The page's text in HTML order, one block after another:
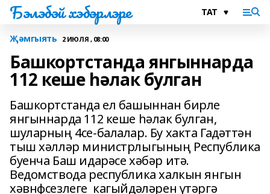
Бэлэбэй хэбэрлэре
Җәмгыять 2 ИЮЛЯ , 08:00
Башкортстанда янгыннарда
112 кеше һәлак булган
Башкортстанда ел башыннан бирле
янгыннарда 112 кеше һәлак булган,
шуларның 4се-балалар. Бу хакта Гадәттән
тыш хәлләр министрлыгының Республика
буенча Баш идарәсе хәбәр итә.
Ведомствода республика халкын янгын
хәвнфсезлеге кагыйдәләрен үтәргә